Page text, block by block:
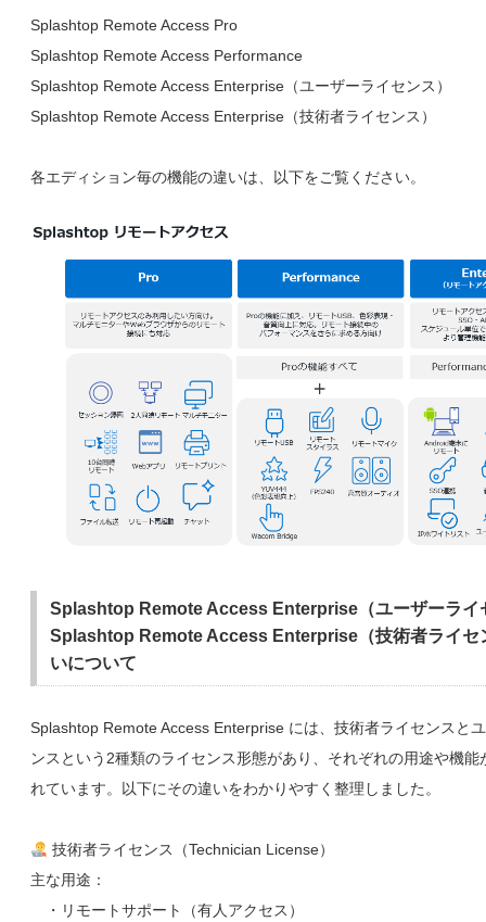
Splashtop Remote Access Pro
Splashtop Remote Access Performance
Splashtop Remote Access Enterprise（ユーザーライセンス）
Splashtop Remote Access Enterprise（技術者ライセンス）
各エディション毎の機能の違いは、以下をご覧ください。
Splashtop Remote Access Enterprise（ユーザーライ
Splashtop Remote Access Enterprise（技術者ライセ
いについて
Splashtop Remote Access Enterprise には、技術者ライセンスと
ンスという2種類のライセンス形態があり、それぞれの用途や機能
れています。以下にその違いをわかりやすく整理しました。
技術者ライセンス（Technician License）
主な用途：
・リモートサポート（有人アクセス）